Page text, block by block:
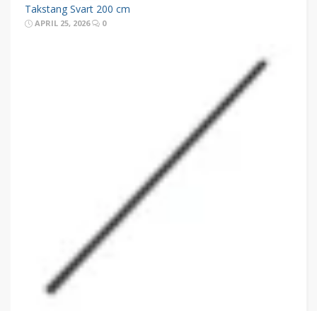
Takstang Svart 200 cm
APRIL 25, 2026 0